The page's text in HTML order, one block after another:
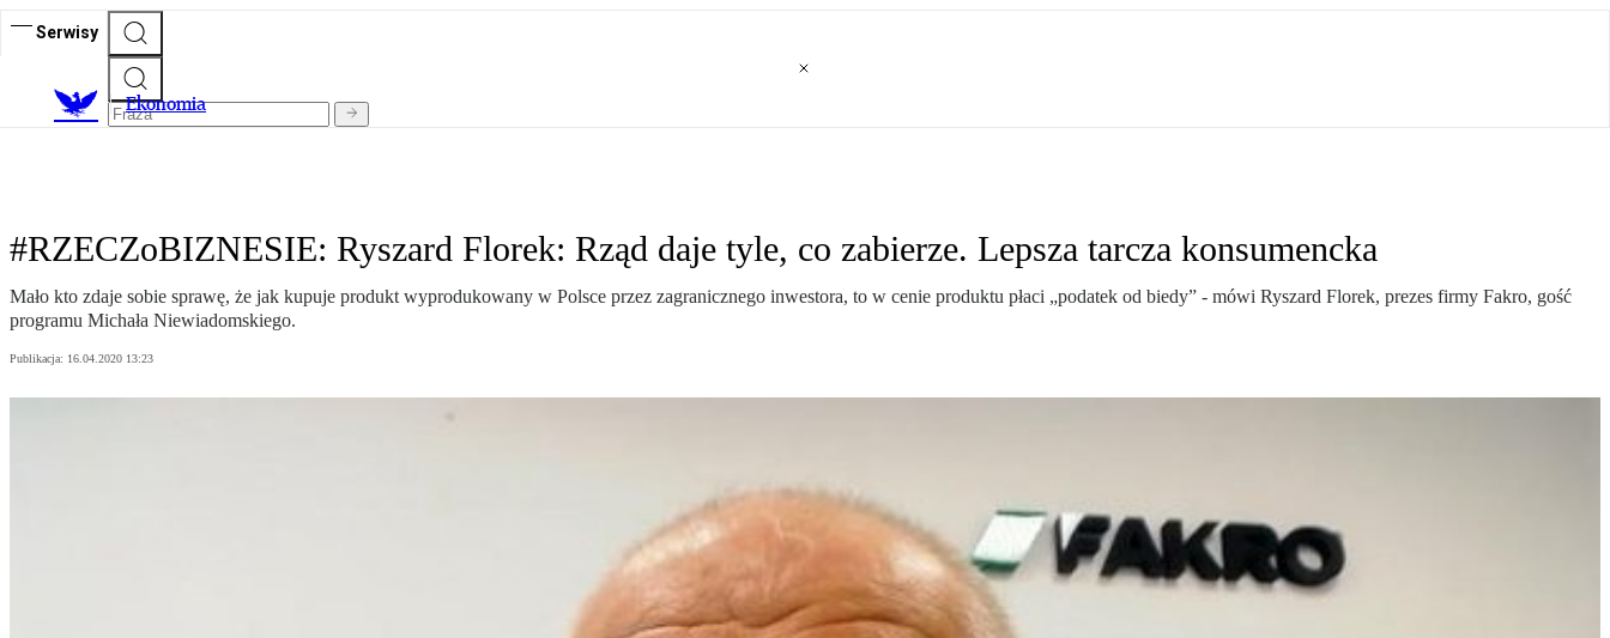
Serwisy
Ekonomia
#RZECZoBIZNESIE: Ryszard Florek: Rząd daje tyle, co zabierze. Lepsza tarcza konsumencka
Mało kto zdaje sobie sprawę, że jak kupuje produkt wyprodukowany w Polsce przez zagranicznego inwestora, to w cenie produktu płaci „podatek od biedy” - mówi Ryszard Florek, prezes firmy Fakro, gość
programu Michała Niewiadomskiego.
Publikacja: 16.04.2020 13:23